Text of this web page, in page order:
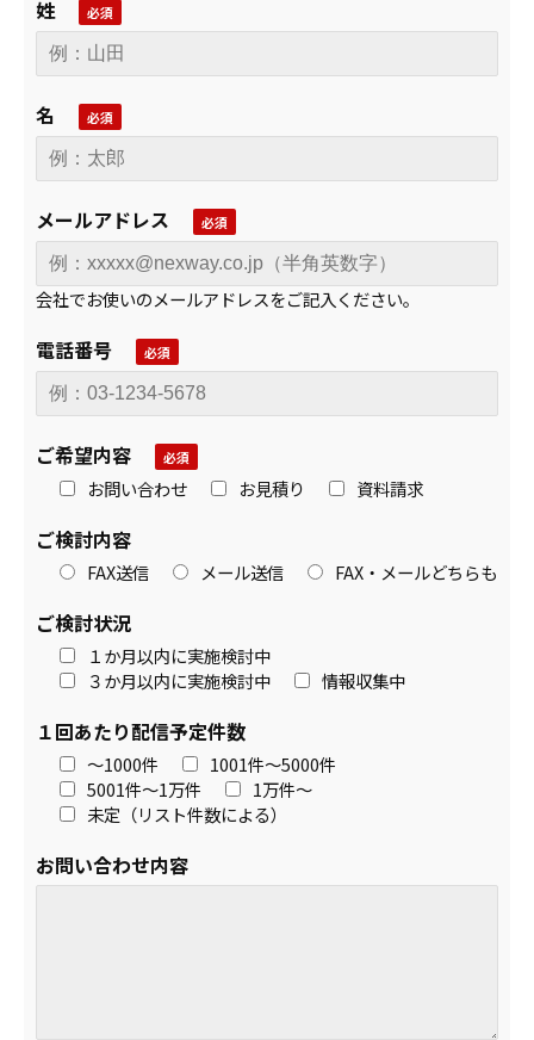
姓
名
メールアドレス
会社でお使いのメールアドレスをご記入ください。
電話番号
ご希望内容
お問い合わせ お見積り 資料請求
ご検討内容
FAX送信 メール送信 FAX・メールどちらも
ご検討状況
１か月以内に実施検討中
３か月以内に実施検討中
情報収集中
１回あたり配信予定件数
～1000件
1001件～5000件
5001件～1万件
1万件～
未定（リスト件数による）
お問い合わせ内容